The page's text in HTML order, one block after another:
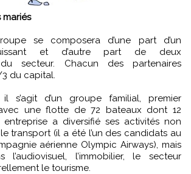
mariés
se composera d’une part d’un
et d’autre part de deux
du secteur. Chacun des partenaires
3 du capital.
s’agit d’un groupe familial, premier
une flotte de 72 bateaux dont 12
entreprise a diversifié ses activités non
transport (il a été l’un des candidats au
aérienne Olympic Airways), mais
l’audiovisuel, l’immobilier, le secteur
le tourisme.